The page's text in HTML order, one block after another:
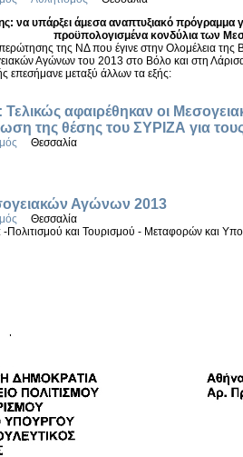
να υπάρξει άμεσα αναπτυξιακό πρόγραμμα
προϋπολογισμένα κονδύλια των
της ΝΔ που έγινε στην Ολομέλεια
Αγώνων του 2013 στο Βόλο και στη
επεσήμανε μεταξύ άλλων τα εξής:
αφαιρέθηκαν οι
της θέσης του ΣΥΡΙΖΑ για
Θεσσαλία
Αγώνων 2013
Θεσσαλία
και Τουρισμού - Μεταφορών και